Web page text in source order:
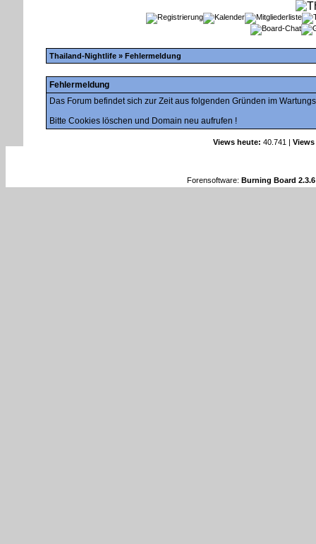
Thailand-Nightlife » Fehlermeldung
Fehlermeldung
Das Forum befindet sich zur Zeit aus folgenden Gründen im
Bitte Cookies löschen und Domain neu aufrufen !
Views heute: 40.741 |
Forensoftware: Burning Board 2.3.6